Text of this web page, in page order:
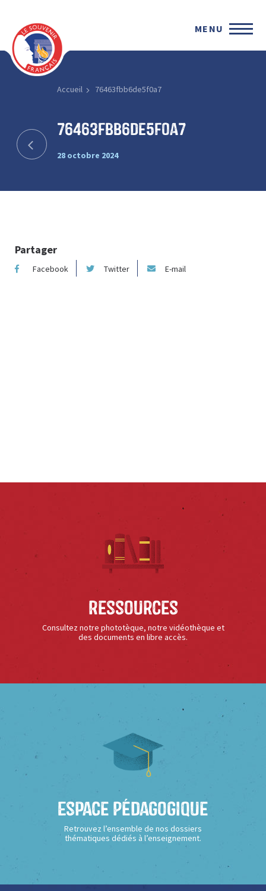
MENU
Accueil 76463fbb6de5f0a7
76463fbb6de5f0a7
28 octobre 2024
Partager
Facebook Twitter E-mail
Ressources
Consultez notre phototèque, notre vidéothèque et
des documents en libre accès.
Espace Pédagogique
Retrouvez l’ensemble de nos dossiers
thématiques dédiés à l’enseignement.